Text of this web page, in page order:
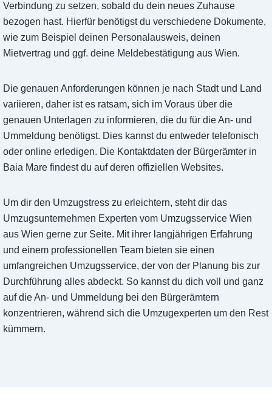
Verbindung zu setzen, sobald du dein neues Zuhause
bezogen hast. Hierfür benötigst du verschiedene Dokumente,
wie zum Beispiel deinen Personalausweis, deinen
Mietvertrag und ggf. deine Meldebestätigung aus Wien.
Die genauen Anforderungen können je nach Stadt und Land
variieren, daher ist es ratsam, sich im Voraus über die
genauen Unterlagen zu informieren, die du für die An- und
Ummeldung benötigst. Dies kannst du entweder telefonisch
oder online erledigen. Die Kontaktdaten der Bürgerämter in
Baia Mare findest du auf deren offiziellen Websites.
Um dir den Umzugstress zu erleichtern, steht dir das
Umzugsunternehmen Experten vom Umzugsservice Wien
aus Wien gerne zur Seite. Mit ihrer langjährigen Erfahrung
und einem professionellen Team bieten sie einen
umfangreichen Umzugsservice, der von der Planung bis zur
Durchführung alles abdeckt. So kannst du dich voll und ganz
auf die An- und Ummeldung bei den Bürgerämtern
konzentrieren, während sich die Umzugexperten um den Rest
kümmern.